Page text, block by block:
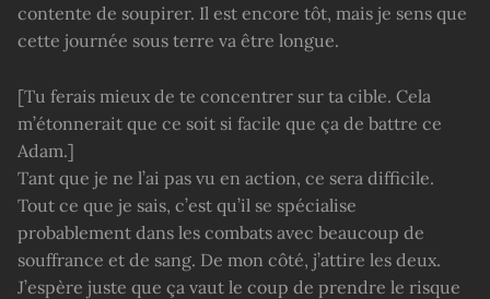
contente de soupirer. Il est encore tôt, mais je sens que
cette journée sous terre va être longue.
[Tu ferais mieux de te concentrer sur ta cible. Cela
m’étonnerait que ce soit si facile que ça de battre ce
Adam.]
Tant que je ne l’ai pas vu en action, ce sera difficile.
Tout ce que je sais, c’est qu’il se spécialise
probablement dans les combats avec beaucoup de
souffrance et de sang. De mon côté, j’attire les deux.
J’espère juste que ça vaut le coup de prendre le risque